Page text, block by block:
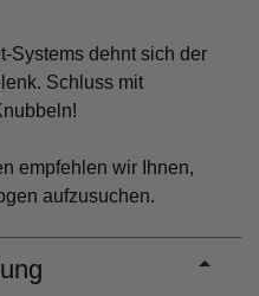
Systems dehnt sich der
Schluss mit
empfehlen wir Ihnen,
aufzusuchen.